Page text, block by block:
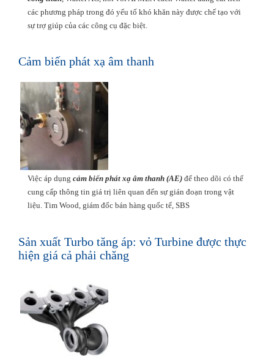
các phương pháp trong đó yếu tố khó khăn này được chế tạo với
sự trợ giúp của các công cụ đặc biệt.
Cảm biến phát xạ âm thanh
Việc áp dụng cảm biến phát xạ âm thanh (AE) để theo dõi có thể
cung cấp thông tin giá trị liên quan đến sự gián đoạn trong vật
liệu. Tim Wood, giám đốc bán hàng quốc tế, SBS
Sản xuất Turbo tăng áp: vỏ Turbine được thực
hiện giá cả phải chăng